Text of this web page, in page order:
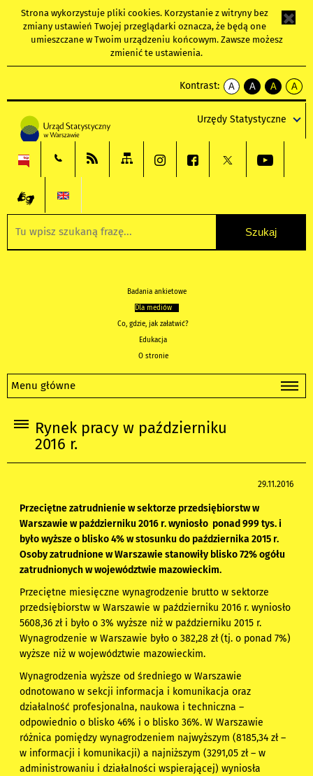
Strona wykorzystuje pliki cookies. Korzystanie z witryny bez
zmiany ustawień Twojej przeglądarki oznacza, że będą one
umieszczane w Twoim urządzeniu końcowym. Zawsze możesz
zmienić te ustawienia.
Kontrast:
A
kontrast
A
kontrast
tekst
czarnym
A
kontrast
tekst
czarnym
A
tekst
żółtym
Urzędy Statystyczne
Badania ankietowe
Dla mediów
Co, gdzie, jak załatwić?
Edukacja
O stronie
Menu główne
Rynek pracy w październiku
2016 r.
29.11.2016
Przeciętne zatrudnienie w sektorze przedsiębiorstw w
Warszawiew październiku 2016 r. wyniosło ponad 999tys.i
było wyższe o blisko 4% w stosunku do października 2015 r.
Osoby zatrudnione w Warszawie stanowiły blisko 72% ogółu
zatrudnionych w województwie mazowieckim.
Przeciętne miesięczne wynagrodzenie brutto w sektorze
przedsiębiorstw w Warszawie w październiku 2016 r. wyniosło
5608,36 zł i było o 3% wyższe niż w październiku 2015 r.
Wynagrodzenie w Warszawie było o 382,28 zł (tj. o ponad 7%)
wyższe niż w województwie mazowieckim.
Wynagrodzenia wyższe od średniego w Warszawie
odnotowano w sekcji informacja i komunikacja oraz
działalność profesjonalna, naukowa i techniczna –
odpowiednio o blisko 46% i o blisko 36%. W Warszawie
różnica pomiędzy wynagrodzeniem najwyższym (8185,34 zł –
w informacji i komunikacji) a najniższym (3291,05 zł – w
administrowaniu i działalności wspierającej) wyniosła